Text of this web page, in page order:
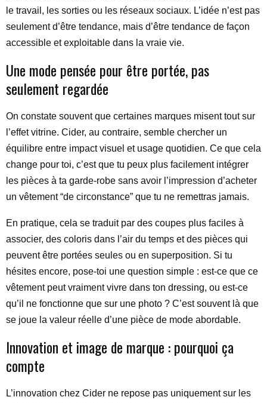
le travail, les sorties ou les réseaux sociaux. L’idée n’est pas
seulement d’être tendance, mais d’être tendance de façon
accessible et exploitable dans la vraie vie.
Une mode pensée pour être portée, pas
seulement regardée
On constate souvent que certaines marques misent tout sur
l’effet vitrine. Cider, au contraire, semble chercher un
équilibre entre impact visuel et usage quotidien. Ce que cela
change pour toi, c’est que tu peux plus facilement intégrer
les pièces à ta garde-robe sans avoir l’impression d’acheter
un vêtement “de circonstance” que tu ne remettras jamais.
En pratique, cela se traduit par des coupes plus faciles à
associer, des coloris dans l’air du temps et des pièces qui
peuvent être portées seules ou en superposition. Si tu
hésites encore, pose-toi une question simple : est-ce que ce
vêtement peut vraiment vivre dans ton dressing, ou est-ce
qu’il ne fonctionne que sur une photo ? C’est souvent là que
se joue la valeur réelle d’une pièce de mode abordable.
Innovation et image de marque : pourquoi ça
compte
L’innovation chez Cider ne repose pas uniquement sur les